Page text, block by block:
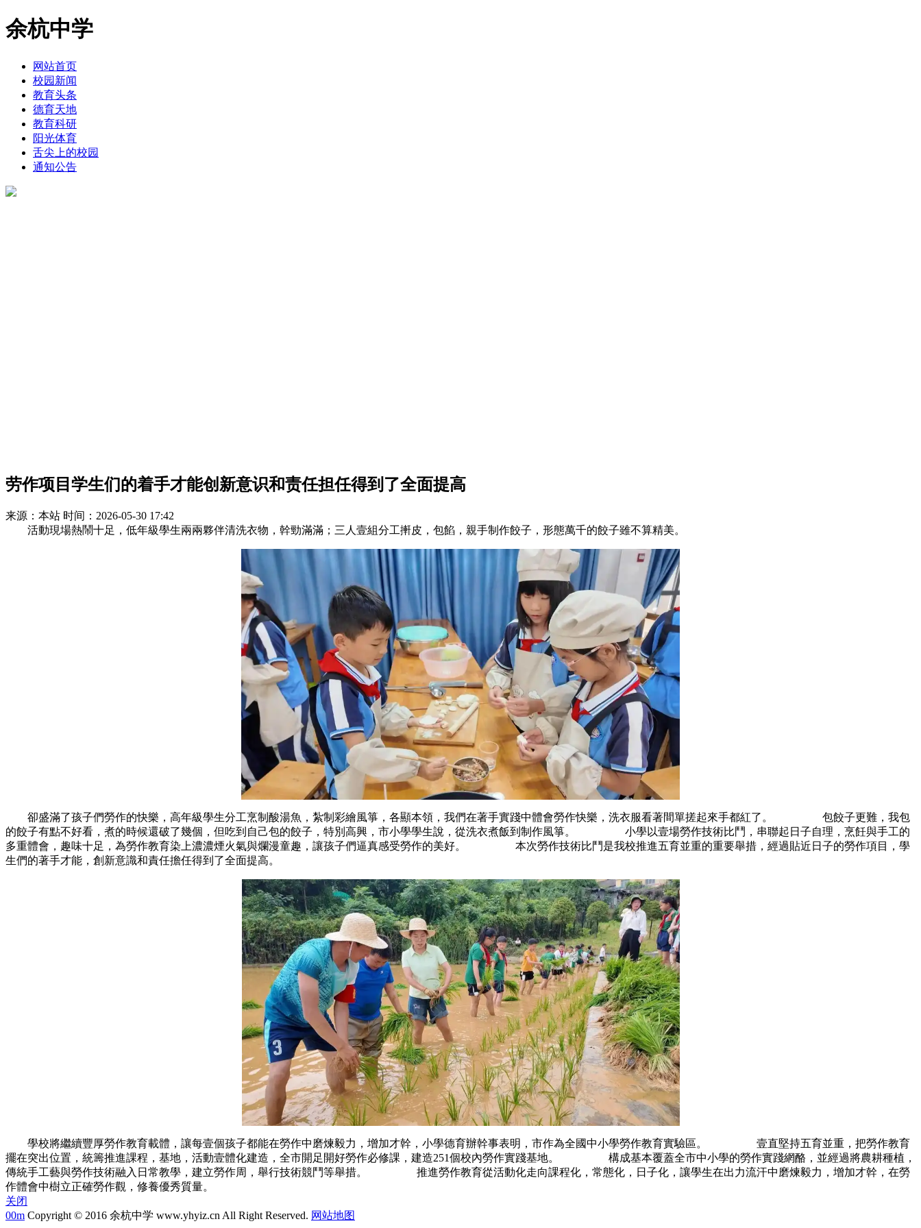
余杭中学
网站首页
校园新闻
教育头条
德育天地
教育科研
阳光体育
舌尖上的校园
通知公告
劳作项目学生们的着手才能创新意识和责任担任得到了全面提高
来源：本站 时间：2026-05-30 17:42
活動現場熱鬧十足，低年級學生兩兩夥伴清洗衣物，幹勁滿滿；三人壹組分工搟皮，包餡，親手制作餃子，形態萬千的餃子雖不算精美。
卻盛滿了孩子們勞作的快樂，高年級學生分工烹制酸湯魚，紮制彩繪風箏，各顯本領，我們在著手實踐中體會勞作快樂，洗衣服看著間單搓起來手都紅了。 包餃子更難，我包
的餃子有點不好看，煮的時候還破了幾個，但吃到自己包的餃子，特別高興，市小學學生說，從洗衣煮飯到制作風箏。 小學以壹場勞作技術比鬥，串聯起日子自理，烹飪與手工的
多重體會，趣味十足，為勞作教育染上濃濃煙火氣與爛漫童趣，讓孩子們逼真感受勞作的美好。 本次勞作技術比鬥是我校推進五育並重的重要舉措，經過貼近日子的勞作項目，學
生們的著手才能，創新意識和責任擔任得到了全面提高。
學校將繼續豐厚勞作教育載體，讓每壹個孩子都能在勞作中磨煉毅力，增加才幹，小學德育辦幹事表明，市作為全國中小學勞作教育實驗區。 壹直堅持五育並重，把勞作教育
擺在突出位置，統籌推進課程，基地，活動壹體化建造，全市開足開好勞作必修課，建造251個校內勞作實踐基地。 構成基本覆蓋全市中小學的勞作實踐網酪，並經過將農耕種植，
傳統手工藝與勞作技術融入日常教學，建立勞作周，舉行技術競鬥等舉措。 推進勞作教育從活動化走向課程化，常態化，日子化，讓學生在出力流汗中磨煉毅力，增加才幹，在勞
作體會中樹立正確勞作觀，修養優秀質量。
关闭
00m Copyright © 2016 余杭中学 www.yhyiz.cn All Right Reserved. 网站地图